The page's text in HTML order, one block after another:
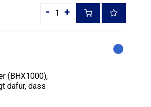
- +
(BHX1000),
dafür, dass